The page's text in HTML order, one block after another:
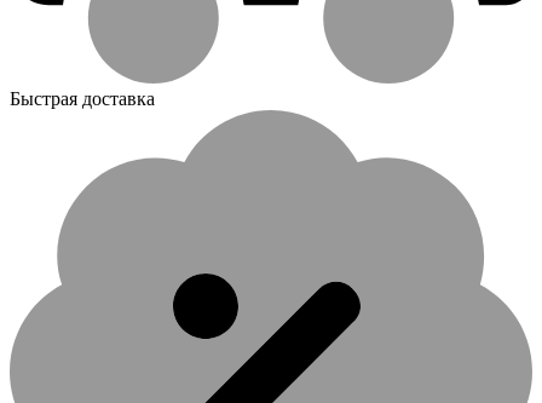
Быстрая доставка